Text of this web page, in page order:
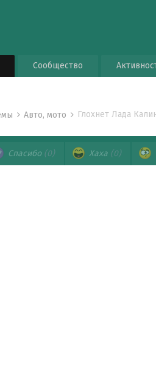
Сообщество
Авто, мото Глохнет Лада
Спасибо (0) Хаха (0)